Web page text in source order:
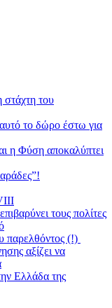
στάχτη του
το δώρο έστω για
η Φύση αποκαλύπτει
τους πολίτες
παρελθόντος (!)
αξίζει να
Ελλάδα της